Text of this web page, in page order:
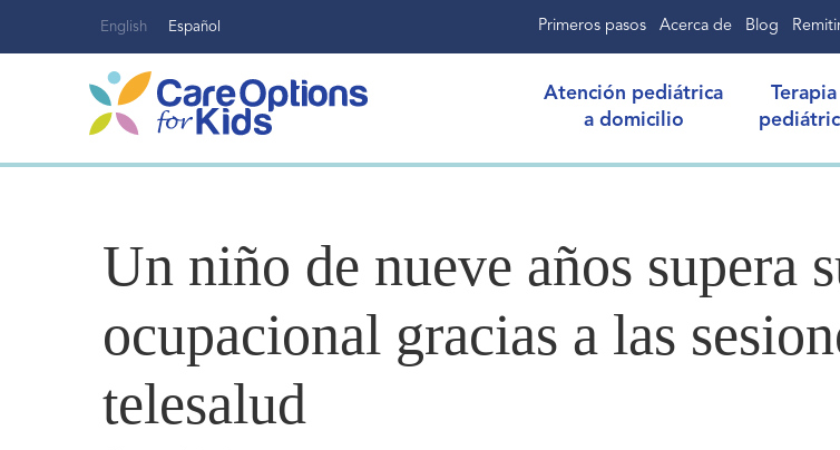
English Español Primeros pasos Acerca de Blog
Atención pediátrica
a domicilio
Terapia
Un niño de nueve años supera
ocupacional gracias a las
telesalud